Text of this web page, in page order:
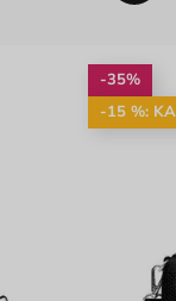
-35%
-15 %: